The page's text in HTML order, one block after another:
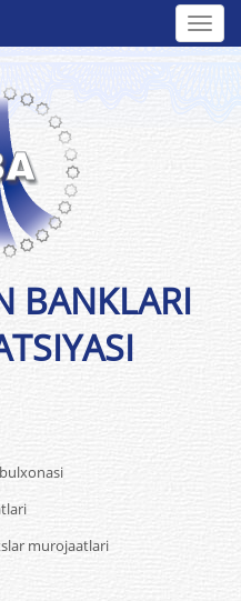
murojaatlari
BANKLARI